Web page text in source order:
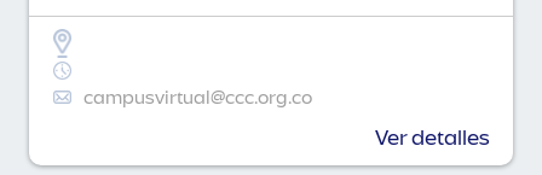
campusvirtual@ccc.org.co
Ver detalles